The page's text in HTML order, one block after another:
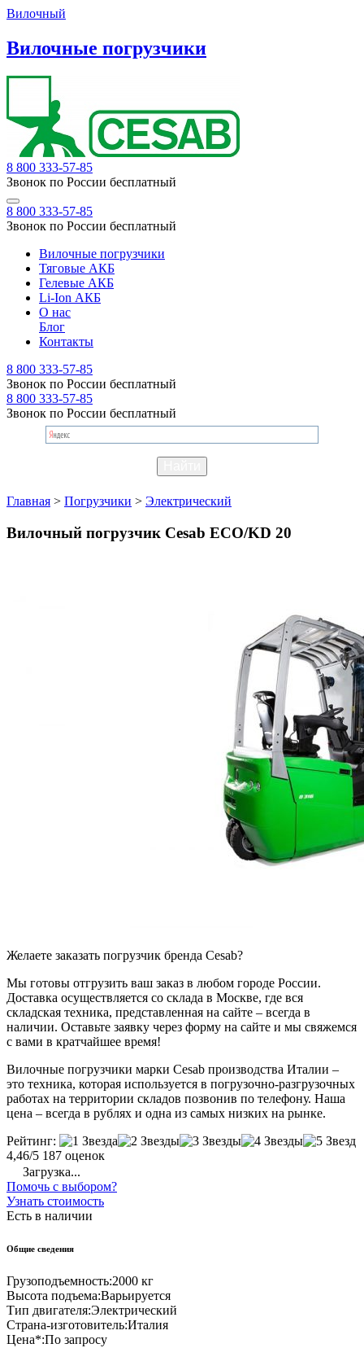
Вилочный
Вилочные погрузчики
8 800 333-57-85
Звонок по России бесплатный
8 800 333-57-85
Звонок по России бесплатный
Вилочные погрузчики
Тяговые АКБ
Гелевые АКБ
Li-Ion АКБ
О нас
Блог
Контакты
8 800 333-57-85
Звонок по России бесплатный
8 800 333-57-85
Звонок по России бесплатный
Главная > Погрузчики > Электрический
Вилочный погрузчик Cesab ECO/KD 20
Желаете заказать погрузчик бренда Cesab?
Мы готовы отгрузить ваш заказ в любом городе России.
Доставка осуществляется со склада в Москве, где вся
складская техника, представленная на сайте – всегда в
наличии. Оставьте заявку через форму на сайте и мы свяжемся
с вами в кратчайшее время!
Вилочные погрузчики марки Cesab производства Италии –
это техника, которая используется в погрузочно-разгрузочных
работах на территории складов позвонив по телефону. Наша
цена – всегда в рублях и одна из самых низких на рынке.
Рейтинг:
4,46/5 187 оценок
Загрузка...
Помочь с выбором?
Узнать стоимость
Есть в наличии
Общие сведения
Грузоподъемность:2000 кг
Высота подъема:Варьируется
Тип двигателя:Электрический
Страна-изготовитель:Италия
Цена*:По запросу